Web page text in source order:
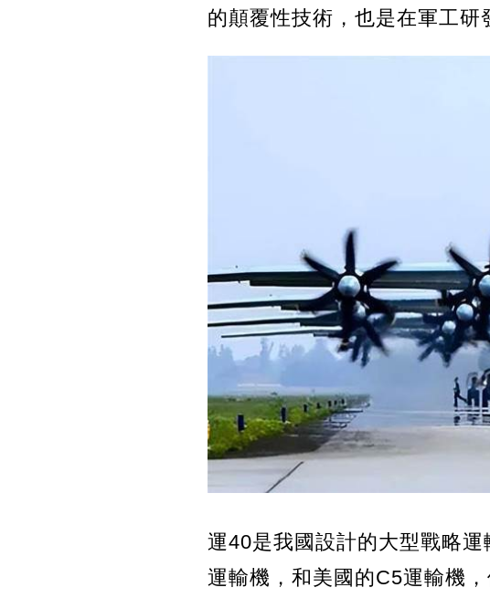
的顛覆性技術，也是在軍工研
運40是我國設計的大型戰略
運輸機，和美國的C5運輸機